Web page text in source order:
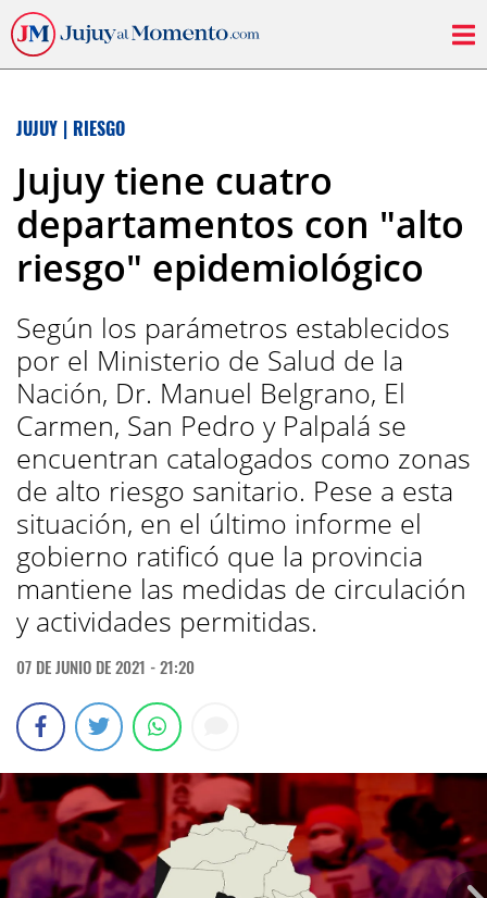
JUJUY | RIESGO
Jujuy tiene cuatro
departamentos con "alto
riesgo" epidemiológico
Según los parámetros establecidos
por el Ministerio de Salud de la
Nación, Dr. Manuel Belgrano, El
Carmen, San Pedro y Palpalá se
encuentran catalogados como zonas
de alto riesgo sanitario. Pese a esta
situación, en el último informe el
gobierno ratificó que la provincia
mantiene las medidas de circulación
y actividades permitidas.
07 DE JUNIO DE 2021 - 21:20